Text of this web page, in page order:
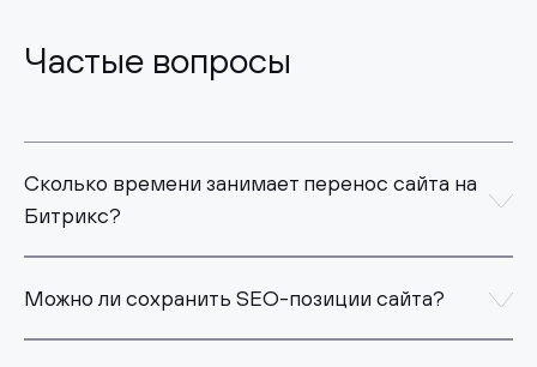
Частые вопросы
Сколько времени занимает перенос сайта на
Битрикс?
Можно ли сохранить SEO-позиции сайта?